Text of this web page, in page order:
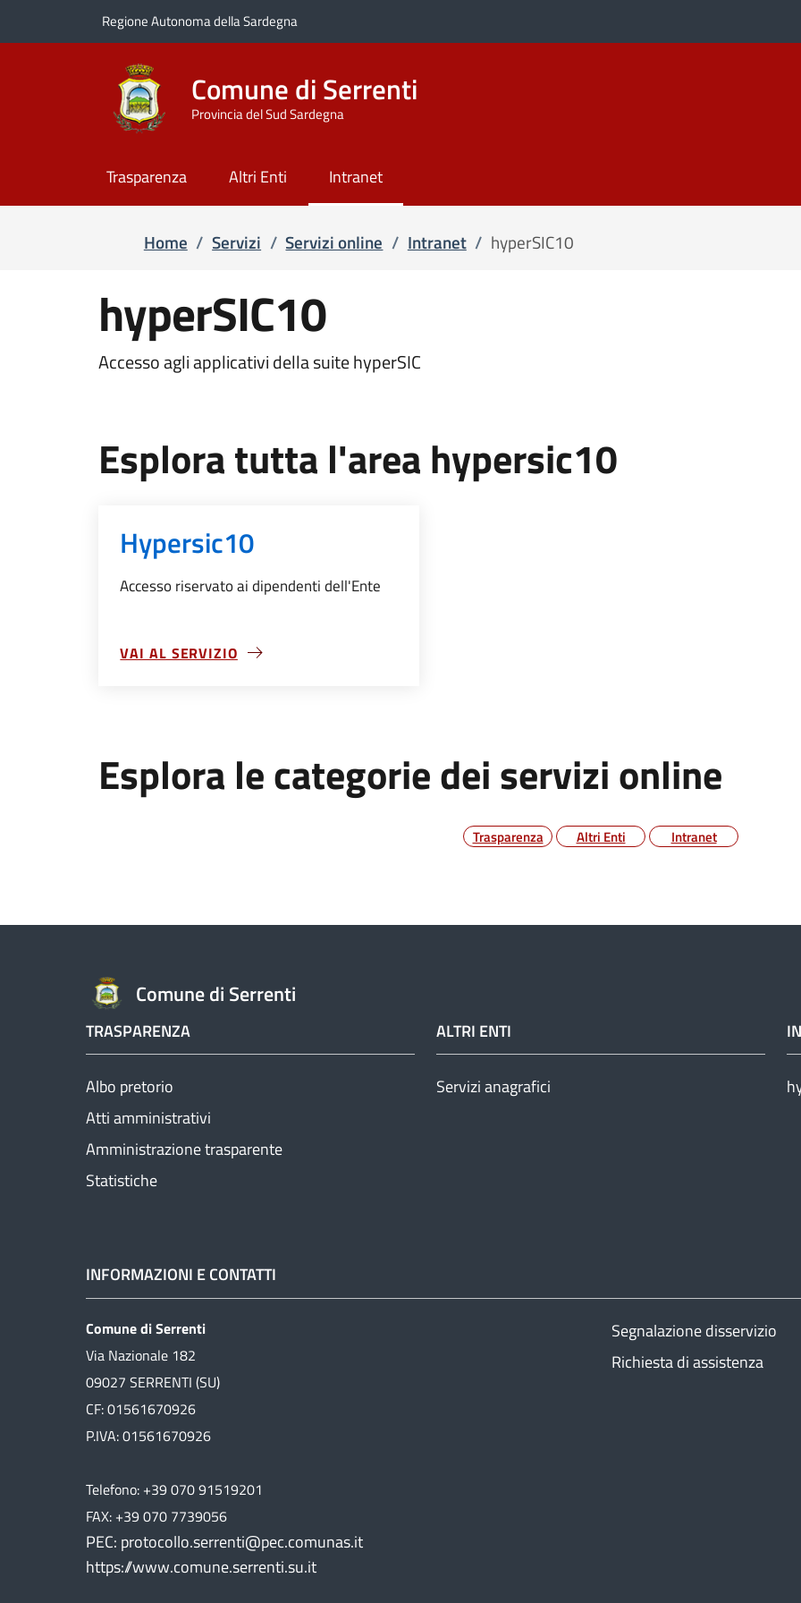
Salta e vai al contenuto
Salta e vai al footer
Regione Autonoma della Sardegna
Comune di Serrenti
Provincia del Sud Sardegna
Trasparenza Altri Enti Intranet
Home / Servizi / Servizi online / Intranet / hyperSIC10
hyperSIC10
Accesso agli applicativi della suite hyperSIC
Esplora tutta l'area hypersic10
Hypersic10
Accesso riservato ai dipendenti dell'Ente
VAI AL SERVIZIO
SU HYPERSIC10
Esplora le categorie dei servizi online
Trasparenza Altri Enti Intranet
Comune di Serrenti
TRASPARENZA
Albo pretorio
Atti amministrativi
Amministrazione trasparente
Statistiche
ALTRI ENTI
Servizi anagrafici
INFORMAZIONI E CONTATTI
Comune di Serrenti
Via Nazionale 182
09027 SERRENTI (SU)
CF: 01561670926
P.IVA: 01561670926
Telefono: +39 070 91519201
FAX: +39 070 7739056
PEC: protocollo.serrenti@pec.comunas.it
https://www.comune.serrenti.su.it
Segnalazione disservizio
Richiesta di assistenza